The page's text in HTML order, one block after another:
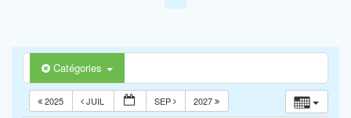
Catégories
2025 JUIL SEP 2027